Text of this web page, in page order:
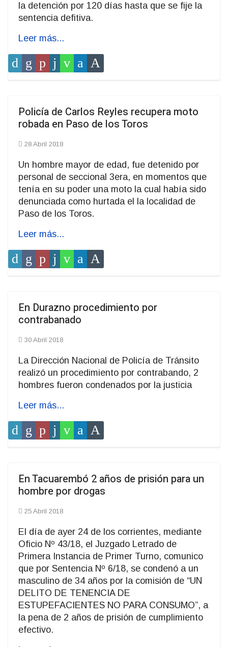
la detención por 120 días hasta que se fije la
sentencia defitiva.
Leer más...
Policía de Carlos Reyles recupera moto
robada en Paso de los Toros
28 Abril 2018
Un hombre mayor de edad, fue detenido por
personal de seccional 3era, en momentos que
tenía en su poder una moto la cual había sido
denunciada como hurtada el la localidad de
Paso de los Toros.
Leer más...
En Durazno procedimiento por
contrabanado
30 Abril 2018
La Dirección Nacional de Policía de Tránsito
realizó un procedimiento por contrabando, 2
hombres fueron condenados por la justicia
Leer más...
En Tacuarembó 2 años de prisión para un
hombre por drogas
25 Abril 2018
El día de ayer 24 de los corrientes, mediante
Oficio Nº 43/18, el Juzgado Letrado de
Primera Instancia de Primer Turno, comunico
que por Sentencia Nº 6/18, se condenó a un
masculino de 34 años por la comisión de “UN
DELITO DE TENENCIA DE
ESTUPEFACIENTES NO PARA CONSUMO”, a
la pena de 2 años de prisión de cumplimiento
efectivo.